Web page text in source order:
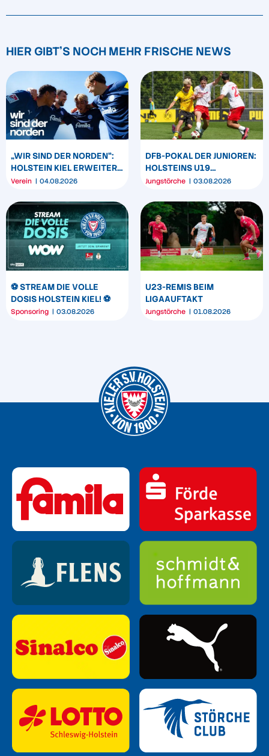
HIER GIBT'S NOCH MEHR FRISCHE NEWS
„WIR SIND DER NORDEN“:
HOLSTEIN KIEL ERWEITERT
SEIN MARKENBILD
Verein 04.08.2026
DFB-POKAL DER JUNIOREN:
HOLSTEINS U19
TRIUMPHIERT IN
Jungstörche 03.08.2026
⚽️ STREAM DIE VOLLE
DOSIS HOLSTEIN KIEL! ⚽️
Sponsoring 03.08.2026
U23-REMIS BEIM
LIGAAUFTAKT
Jungstörche 01.08.2026